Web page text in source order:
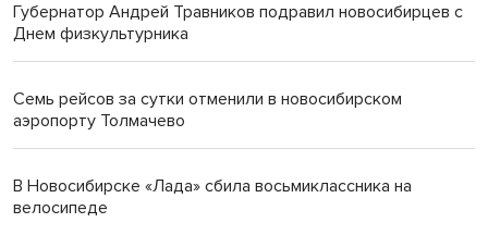
Губернатор Андрей Травников подравил новосибирцев с
Днем физкультурника
Семь рейсов за сутки отменили в новосибирском
аэропорту Толмачево
В Новосибирске «Лада» сбила восьмиклассника на
велосипеде